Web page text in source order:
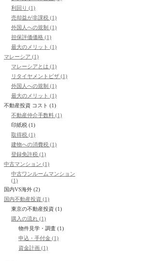
不動産の仲介手数料の上限は上記のように売買
率が異なって
います。
以上のことから400万円超の不動産を購入する
買代金に
対して3.15％＋63,000円と略して計算できます。
利回り (1)
売却益が非課税 (1)
外国人への規制 (1)
担保評価価格 (1)
最大のメリット (1)
マレーシア (1)
マレーシアとは (1)
リタイヤメントビザ (1)
外国人への規制 (1)
最大のメリット (1)
不動産投資 コスト (1)
不動産仲介手数料 (1)
印紙税 (1)
取得税 (1)
建物への消費税 (1)
登録免許税 (1)
中古マンション (1)
中古ワンルームマンション
(1)
国内VS海外 (2)
国内不動産投資 (1)
東京の不動産投資 (1)
購入の流れ (1)
物件見学・調査 (1)
申込・手付金 (1)
資金計画 (1)